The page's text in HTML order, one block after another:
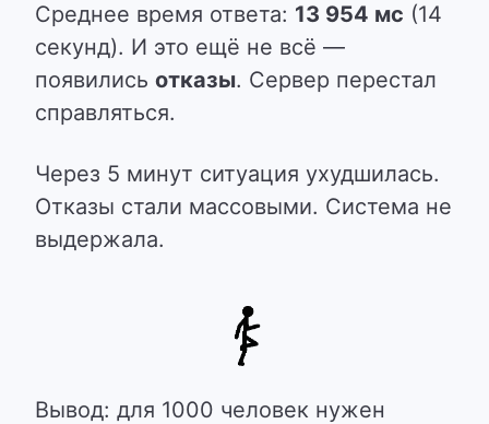
Среднее время ответа: 13 954 мс (14
секунд). И это ещё не всё —
появились отказы. Сервер перестал
справляться.
Через 5 минут ситуация ухудшилась.
Отказы стали массовыми. Система не
выдержала.
Вывод: для 1000 человек нужен